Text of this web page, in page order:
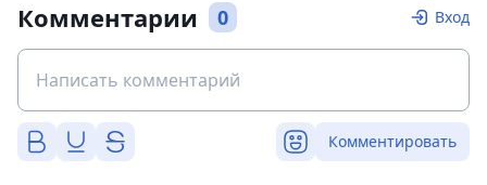
Комментарии 0 Вход
Комментировать